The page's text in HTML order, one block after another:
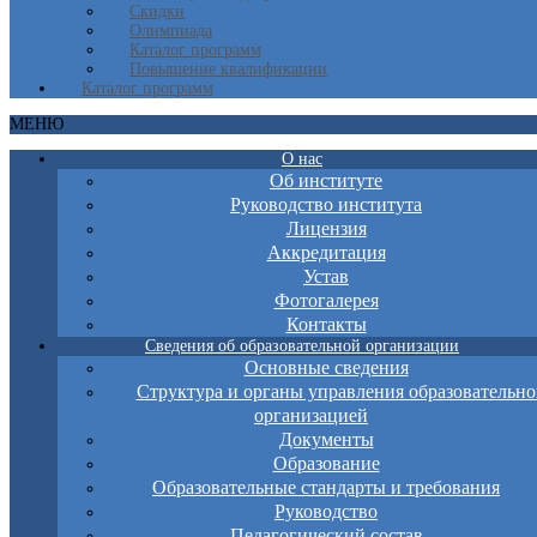
Скидки
Олимпиада
Каталог программ
Повышение квалификации
Каталог программ
МЕНЮ
О нас
Об институте
Руководство института
Лицензия
Аккредитация
Устав
Фотогалерея
Контакты
Сведения об образовательной организации
Основные сведения
Структура и органы управления
организацией
Документы
Образование
Образовательные стандарты и требования
Руководство